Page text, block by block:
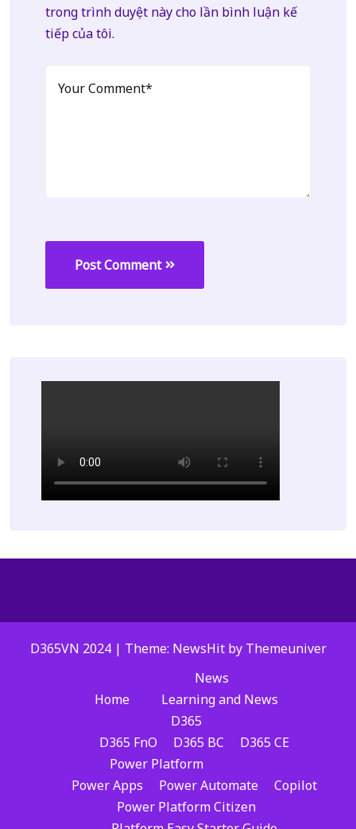
trong trình duyệt này cho lần bình luận kế
tiếp của tôi.
Post Comment
D365VN 2024 | Theme: NewsHit by Themeuniver
Home
News
Learning and News
D365
D365 FnO
D365 BC
D365 CE
Power Platform
Power Apps
Power Automate
Copilot
Power Platform Citizen